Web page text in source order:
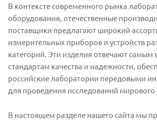
В контексте современного рынка
оборудования, отечественные
поставщики предлагают широкий
измерительных приборов и устройств
категорий. Эти изделия отвечают самым
стандартам качества и надежности,
российские лаборатории передовыми
для проведения исследований мирового
В настоящем разделе нашего сайта мы